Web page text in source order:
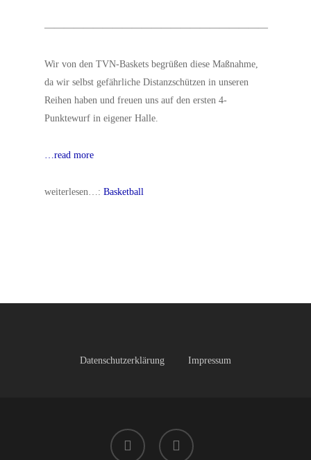
———————————————————————
Wir von den TVN-Baskets begrüßen diese Maßnahme,
da wir selbst gefährliche Distanzschützen in unseren
Reihen haben und freuen uns auf den ersten 4-
Punktewurf in eigener Halle.
…read more
weiterlesen…: Basketball
Datenschutzerklärung Impressum
facebook instagram